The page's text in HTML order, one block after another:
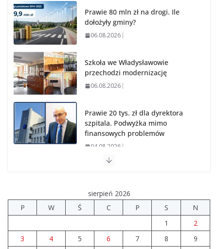
Prawie 80 mln zł na drogi. Ile
dołożyły gminy?
06.08.2026
Szkoła we Władysławowie
przechodzi modernizację
06.08.2026
Prawie 20 tys. zł dla dyrektora
szpitala. Podwyżka mimo
finansowych problemów
04.08.2026
Wiata Wielkopolska. Dotacje nawet do 300 tys. zł
sierpień 2026
P
W Ś C P S
N
1
2
3
4 5 6 7 8
9